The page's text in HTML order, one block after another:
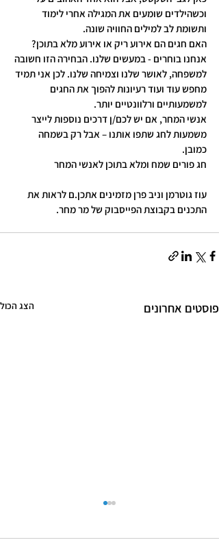
וכשהילדים שומעים את המגילה אחרי לימוד
ותשומת לב למילים החוויה שונה.
האם חגים הם אירוע ריק או אירוע מלא בתוכן?
אנחנו בוחרים - במעשים שלנו. הבחירה הזו חשובה
למשפחה, לאושר שלנו וצמיחה שלנו. לכן אני תמיד
מחפש עוד ועוד רעיונות להפוך את החגים
למשמעותיים ורלוונטיים יותר.
אנשי המחר, אם יש לכם/ן דרכים נוספות לייצר
משמעות לחג שתפו אותנו – אבל רק בשמחה
כמובן.
חג פורים שמח ומלא בתוכן לאנשי המחר
עוז גוטרמן וניב פרן מזמינים אתכן.ם לראות את
התכנים בקבוצת הפייסבוק של מר מחר.
פוסטים אחרונים הצג הכול